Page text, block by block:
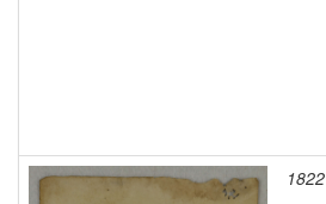
1822